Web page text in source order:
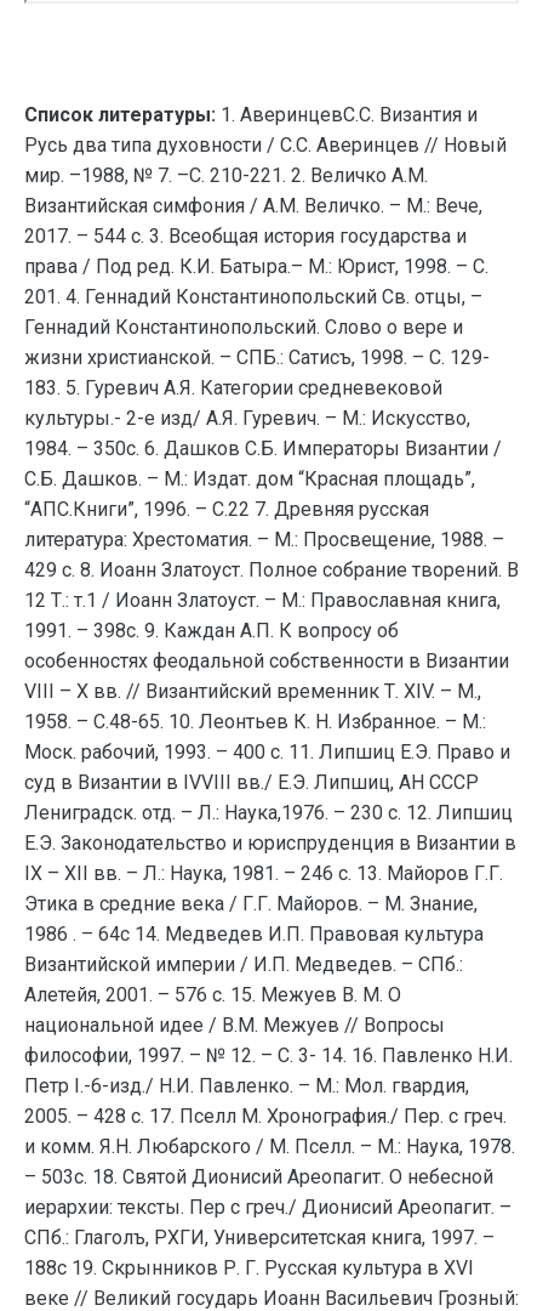
Список литературы: 1. АверинцевС.С. Византия и
Русь два типа духовности / С.С. Аверинцев // Новый
мир. –1988, № 7. –С. 210-221. 2. Величко А.М.
Византийская симфония / А.М. Величко. – М.: Вече,
2017. – 544 с. 3. Всеобщая история государства и
права / Под ред. К.И. Батыра.– М.: Юрист, 1998. – С.
201. 4. Геннадий Константинопольский Св. отцы, –
Геннадий Константинопольский. Слово о вере и
жизни христианской. – СПБ.: Сатисъ, 1998. – С. 129-
183. 5. Гуревич А.Я. Категории средневековой
культуры.- 2-е изд/ А.Я. Гуревич. – М.: Искусство,
1984. – 350с. 6. Дашков С.Б. Императоры Византии /
С.Б. Дашков. – М.: Издат. дом “Красная площадь”,
“АПС.Книги”, 1996. – С.22 7. Древняя русская
литература: Хрестоматия. – М.: Просвещение, 1988. –
429 с. 8. Иоанн Златоуст. Полное собрание творений. В
12 Т.: т.1 / Иоанн Златоуст. – М.: Православная книга,
1991. – 398с. 9. Каждан А.П. К вопросу об
особенностях феодальной собственности в Византии
VIII – X вв. // Византийский временник Т. XIV. – М.,
1958. – С.48-65. 10. Леонтьев К. Н. Избранное. – М.:
Моск. рабочий, 1993. – 400 с. 11. Липшиц Е.Э. Право и
суд в Византии в IVVIII вв./ Е.Э. Липшиц, АН СССР
Лениградск. отд. – Л.: Наука,1976. – 230 с. 12. Липшиц
Е.Э. Законодательство и юриспруденция в Византии в
IX – XII вв. – Л.: Наука, 1981. – 246 с. 13. Майоров Г.Г.
Этика в средние века / Г.Г. Майоров. – М. Знание,
1986 . – 64с 14. Медведев И.П. Правовая культура
Византийской империи / И.П. Медведев. – СПб.:
Алетейя, 2001. – 576 с. 15. Межуев В. М. О
национальной идее / В.М. Межуев // Вопросы
философии, 1997. – № 12. – С. 3- 14. 16. Павленко Н.И.
Петр I.-6-изд./ Н.И. Павленко. – М.: Мол. гвардия,
2005. – 428 с. 17. Пселл М. Хронография./ Пер. с греч.
и комм. Я.Н. Любарского / М. Пселл. – М.: Наука, 1978.
– 503с. 18. Святой Дионисий Ареопагит. О небесной
иерархии: тексты. Пер с греч./ Дионисий Ареопагит. –
СПб.: Глаголъ, РХГИ, Университетская книга, 1997. –
188с 19. Скрынников Р. Г. Русская культура в XVI
веке // Великий государь Иоанн Васильевич Грозный: